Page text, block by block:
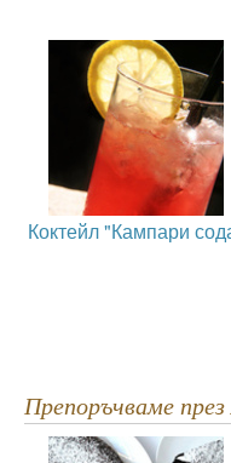
Коктейл "Кампари
Препоръчваме